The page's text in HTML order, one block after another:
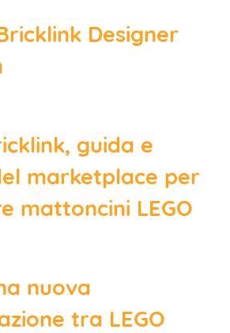
Designer
guida e
marketplace per
mattoncini LEGO
nuova
tra LEGO